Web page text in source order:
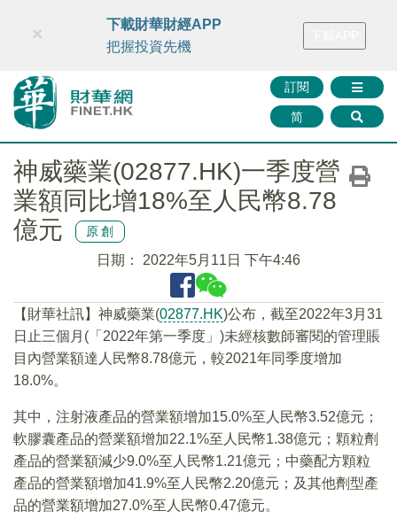
財華智庫網 FINTV FINMETA 財華證券 媒體矩陣
訂閱
简
×
下載財華財經APP
把握投資先機
神威藥業(02877.HK)一季度營
業額同比增18%至人民幣8.78
億元
原創
日期： 2022年5月11日 下午4:46
【財華社訊】神威藥業(02877.HK)公布，截至2022年3月31
日止三個月(「2022年第一季度」)未經核數師審閱的管理賬
目內營業額達人民幣8.78億元，較2021年同季度增加
18.0%。
其中，注射液產品的營業額增加15.0%至人民幣3.52億元；
軟膠囊產品的營業額增加22.1%至人民幣1.38億元；顆粒劑
產品的營業額減少9.0%至人民幣1.21億元；中藥配方顆粒
產品的營業額增加41.9%至人民幣2.20億元；及其他劑型產
品的營業額增加27.0%至人民幣0.47億元。